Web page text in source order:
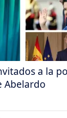
a la
Abelardo